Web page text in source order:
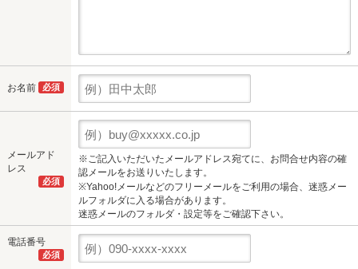
お名前 必須
メールアド
レス
必須
※ご記入いただいたメールアドレス宛てに、お問合せ内容の確
認メールをお送りいたします。
※Yahoo!メールなどのフリーメールをご利用の場合、迷惑メー
ルフォルダに入る場合があります。
迷惑メールのフォルダ・設定等をご確認下さい。
電話番号
必須